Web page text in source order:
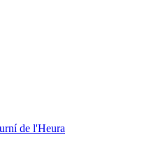
de l'Heura